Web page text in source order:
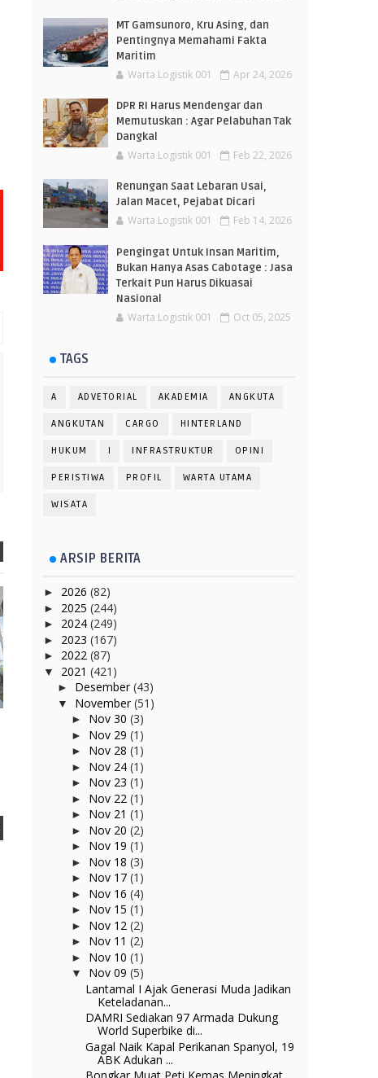
MT Gamsunoro, Kru Asing, dan
Pentingnya Memahami Fakta
Maritim
Warta Logistik 001 Apr 24, 2026
DPR RI Harus Mendengar dan
Memutuskan : Agar Pelabuhan Tak
Dangkal
Warta Logistik 001 Feb 22, 2026
Renungan Saat Lebaran Usai,
Jalan Macet, Pejabat Dicari
Warta Logistik 001 Feb 14, 2026
Pengingat Untuk Insan Maritim,
Bukan Hanya Asas Cabotage : Jasa
Terkait Pun Harus Dikuasai
Nasional
Warta Logistik 001 Oct 05, 2025
TAGS
A ADVETORIAL AKADEMIA ANGKUTA
ANGKUTAN CARGO HINTERLAND
HUKUM I INFRASTRUKTUR OPINI
PERISTIWA PROFIL WARTA UTAMA
WISATA
ARSIP BERITA
► 2026 (82)
► 2025 (244)
► 2024 (249)
► 2023 (167)
► 2022 (87)
▼ 2021 (421)
► Desember(43)
▼ November(51)
► Nov 30 (3)
► Nov 29 (1)
► Nov 28 (1)
► Nov 24 (1)
► Nov 23 (1)
► Nov 22 (1)
► Nov 21 (1)
► Nov 20 (2)
► Nov 19 (1)
► Nov 18 (3)
► Nov 17 (1)
► Nov 16 (4)
► Nov 15 (1)
► Nov 12 (2)
► Nov 11 (2)
► Nov 10 (1)
▼ Nov 09 (5)
Lantamal I Ajak Generasi Muda Jadikan
Keteladanan...
DAMRI Sediakan 97 Armada Dukung
World Superbike di...
Gagal Naik Kapal Perikanan Spanyol, 19
ABK Adukan ...